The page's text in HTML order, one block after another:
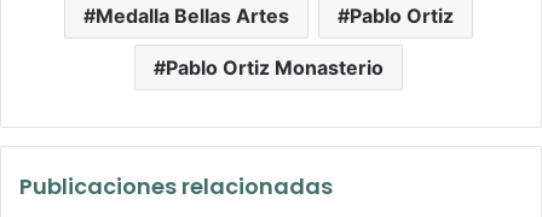
Medalla Bellas Artes Pablo Ortiz
Pablo Ortiz Monasterio
Publicaciones relacionadas